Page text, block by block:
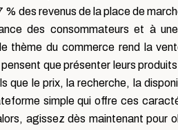
des revenus de la place de
des consommateurs et à
thème du commerce rend la
que présenter leurs
que le prix, la recherche, la
simple qui offre ces
agissez dès maintenant pour